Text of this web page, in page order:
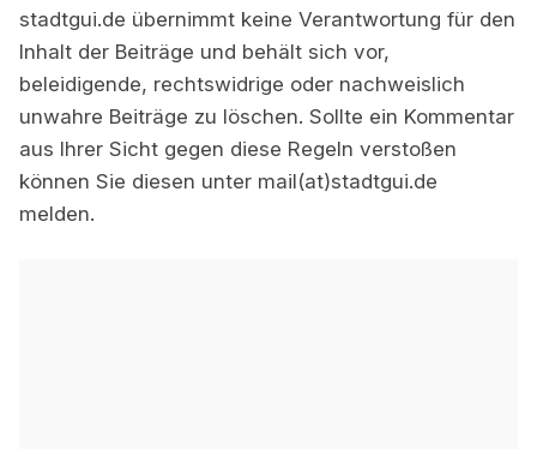
stadtgui.de übernimmt keine Verantwortung für den
Inhalt der Beiträge und behält sich vor,
beleidigende, rechtswidrige oder nachweislich
unwahre Beiträge zu löschen. Sollte ein Kommentar
aus Ihrer Sicht gegen diese Regeln verstoßen
können Sie diesen unter mail(at)stadtgui.de
melden.